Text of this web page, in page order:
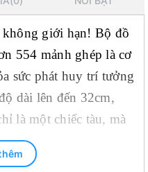
không giới hạn! Bộ đồ
554 mảnh ghép là cơ
sức phát huy trí tưởng
dài lên đến 32cm,
là một chiếc tàu, mà
bay, xe tăng, xe bọc